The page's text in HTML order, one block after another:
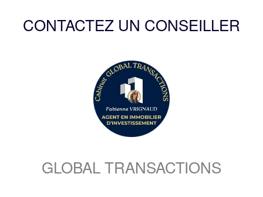
CONTACTEZ UN CONSEILLER
GLOBAL TRANSACTIONS